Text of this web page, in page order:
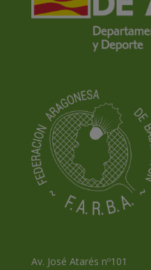
Av. José Atarés nº101